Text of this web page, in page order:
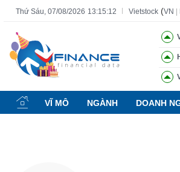
Thứ Sáu, 07/08/2026 13:15:13 Vietstock (VN
VĨ MÔ NGÀNH DOANH
Tất cả Tính năng Ngành Mã
Tính
năng
(-)